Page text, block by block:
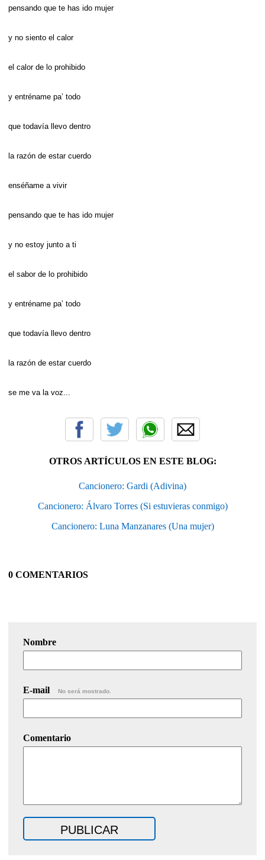
pensando que te has ido mujer
y no siento el calor
el calor de lo prohibido
y entréname pa’ todo
que todavía llevo dentro
la razón de estar cuerdo
enséñame a vivir
pensando que te has ido mujer
y no estoy junto a ti
el sabor de lo prohibido
y entréname pa’ todo
que todavía llevo dentro
la razón de estar cuerdo
se me va la voz...
OTROS ARTÍCULOS EN ESTE BLOG:
Cancionero: Gardi (Adivina)
Cancionero: Álvaro Torres (Si estuvieras conmigo)
Cancionero: Luna Manzanares (Una mujer)
0 COMENTARIOS
Nombre
E-mail No será mostrado.
Comentario